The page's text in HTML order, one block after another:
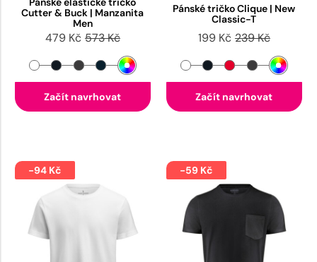
Cutter & Buck | Manzanita
Men
479 Kč 573 Kč
Začít navrhovat
Pánské tričko Clique | New
Classic-T
199 Kč 239 Kč
Začít navrhovat
-94 Kč -59 Kč